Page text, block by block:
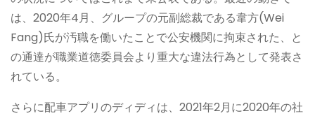
は、2020年4月、グループの元副総裁である韋方(Wei
Fang)氏が汚職を働いたことで公安機関に拘束された、と
の通達が職業道徳委員会より重大な違法行為として発表さ
れている。
さらに配車アプリのディディは、2021年2月に2020年の社